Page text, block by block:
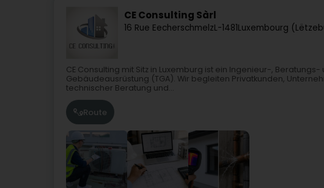
CE Consulting Sàrl
16 Rue EecherschmelzL-1481Luxembourg
CE Consulting mit Sitz in Luxemburg ist ein Ingenieur-,
Gebäudeausrüstung (TGA). Wir begleiten Privatkunden,
technischer Beratung und...
Route